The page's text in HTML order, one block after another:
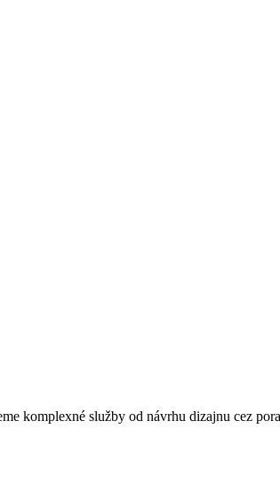
komplexné služby od návrhu dizajnu cez